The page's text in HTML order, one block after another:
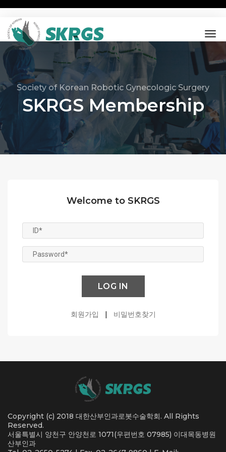
Society of Korean Robotic Gynecologic Surgery
SKRGS Membership
Welcome to SKRGS
LOG IN
회원가입 | 비밀번호찾기
Copyright (c) 2018 대한산부인과로봇수술학회. All Rights
Reserved.
서울특별시 양천구 안양천로 1071(우편번호 07985) 이대목동병원
산부인과